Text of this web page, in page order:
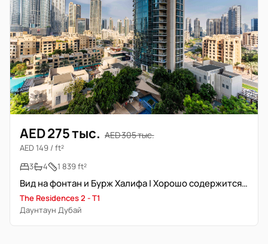
AED 275 тыс. AED 305 тыс.
AED 149 / ft²
3
4 1 839 ft²
Вид на фонтан и Бурж Халифа | Хорошо содержится | Просторная
The Residences 2 - T1
Даунтаун Дубай